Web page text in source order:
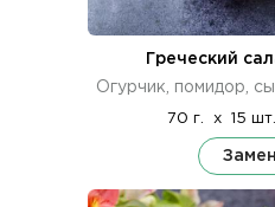
Греческий
Огурчик, помидор,
70 г. x 15 шт.